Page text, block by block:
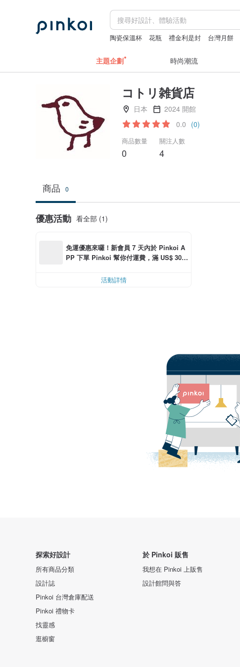
陶瓷保溫杯 花瓶 禮金利是封 台灣月餅
主題企劃 時尚潮流
コトリ雑貨店
日本
2024 開館
0.0 (0)
商品數量
0
關注人數
4
商品 0
優惠活動 看全部 (1)
免運優惠來囉！新會員 7 天內於 Pinkoi A
PP 下單 Pinkoi 幫你付運費，滿 US$ 30.0
活動詳情
探索好設計
所有商品分類
設計誌
Pinkoi 台灣倉庫配送
Pinkoi 禮物卡
找靈感
逛櫥窗
於 Pinkoi 販售
我想在 Pinkoi 上販售
設計館問與答